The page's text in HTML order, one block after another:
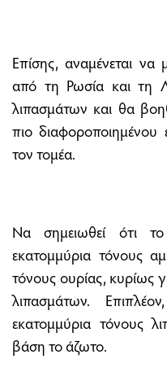
Επίσης, αναμένεται να
από τη Ρωσία και τη
λιπασμάτων και θα
πιο
τον τομέα.
Να σημειωθεί ότι
εκατομμύρια τόνους
τόνους ουρίας,
λιπασμάτων.
εκατομμύρια τόνους
βάση το άζωτο.